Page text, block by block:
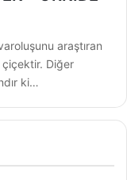
araştıran
Diğer
ki…